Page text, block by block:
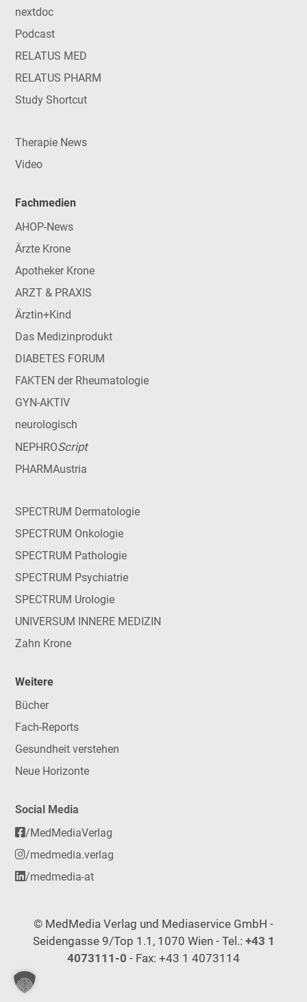
nextdoc
Podcast
RELATUS MED
RELATUS PHARM
Study Shortcut
Therapie News
Video
Fachmedien
AHOP-News
Ärzte Krone
Apotheker Krone
ARZT & PRAXIS
Ärztin+Kind
Das Medizinprodukt
DIABETES FORUM
FAKTEN der Rheumatologie
GYN-AKTIV
neurologisch
NEPHROScript
PHARMAustria
SPECTRUM Dermatologie
SPECTRUM Onkologie
SPECTRUM Pathologie
SPECTRUM Psychiatrie
SPECTRUM Urologie
UNIVERSUM INNERE MEDIZIN
Zahn Krone
Weitere
Bücher
Fach-Reports
Gesundheit verstehen
Neue Horizonte
Social Media
/MedMediaVerlag
/medmedia.verlag
/medmedia-at
© MedMedia Verlag und Mediaservice GmbH -
Seidengasse 9/Top 1.1, 1070 Wien - Tel.: +43 1
4073111-0 - Fax: +43 1 4073114